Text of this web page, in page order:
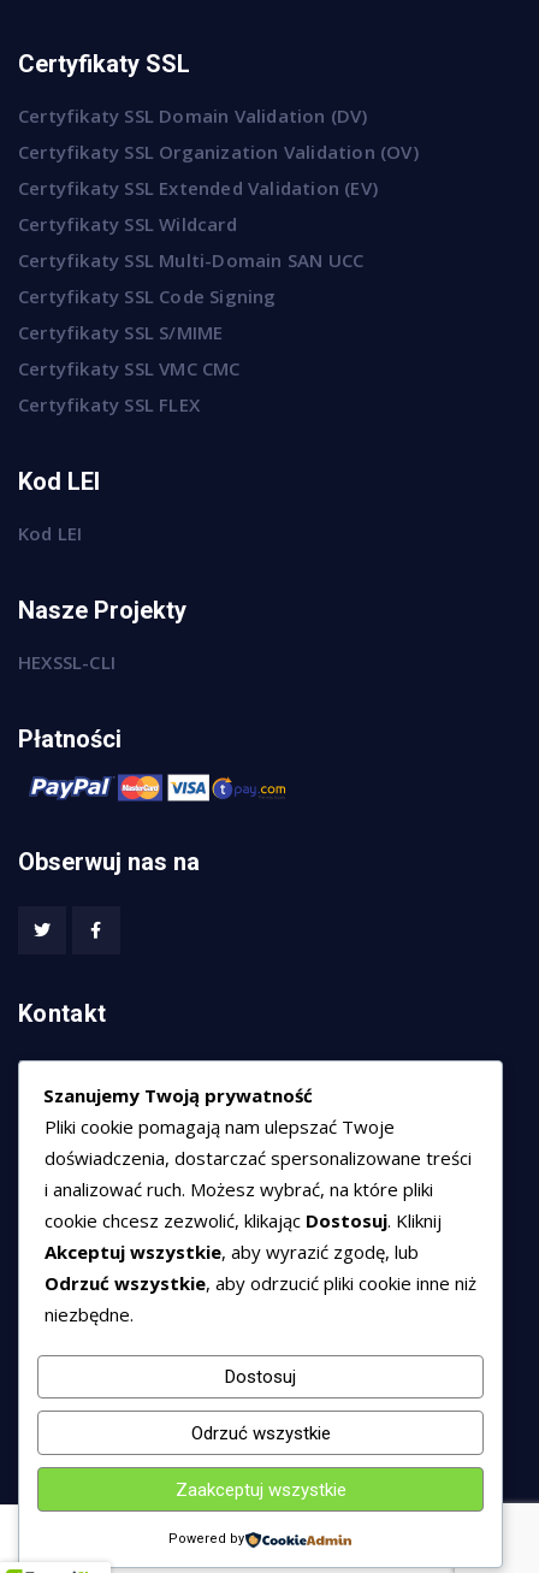
Certyfikaty SSL
Certyfikaty SSL Domain Validation (DV)
Certyfikaty SSL Organization Validation (OV)
Certyfikaty SSL Extended Validation (EV)
Certyfikaty SSL Wildcard
Certyfikaty SSL Multi-Domain SAN UCC
Certyfikaty SSL Code Signing
Certyfikaty SSL S/MIME
Certyfikaty SSL VMC CMC
Certyfikaty SSL FLEX
Kod LEI
Kod LEI
Nasze Projekty
HEXSSL-CLI
Płatności
Obserwuj nas na
Kontakt
HEXCOM NETWORKS sp. z o.o.
ul. Marsz. Józefa Piłsudskiego 74/320,
50-020 Wrocław
+48 789 594 102
sprzedaz@hexssl.pl
Dokumenty
Polityka cookies
Szanujemy Twoją prywatność
Pliki cookie pomagają nam ulepszać Twoje
doświadczenia, dostarczać spersonalizowane treści
i analizować ruch. Możesz wybrać, na które pliki
cookie chcesz zezwolić, klikając Dostosuj. Kliknij
Akceptuj wszystkie, aby wyrazić zgodę, lub
Odrzuć wszystkie, aby odrzucić pliki cookie inne niż
niezbędne.
Dostosuj
Odrzuć wszystkie
Zaakceptuj wszystkie
Powered by